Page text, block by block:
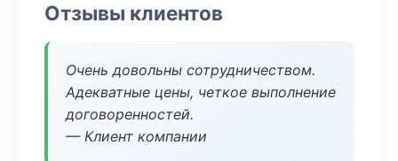
Отзывы клиентов
Очень довольны сотрудничеством.
Адекватные цены, четкое выполнение
договоренностей.
— Клиент компании